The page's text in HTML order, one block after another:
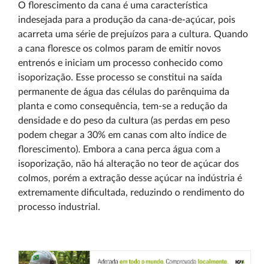
O florescimento da cana é uma característica
indesejada para a produção da cana-de-açúcar, pois
acarreta uma série de prejuízos para a cultura. Quando
a cana floresce os colmos param de emitir novos
entrenós e iniciam um processo conhecido como
isoporização. Esse processo se constitui na saída
permanente de água das células do parênquima da
planta e como consequência, tem-se a redução da
densidade e do peso da cultura (as perdas em peso
podem chegar a 30% em canas com alto índice de
florescimento). Embora a cana perca água com a
isoporização, não há alteração no teor de açúcar dos
colmos, porém a extração desse açúcar na indústria é
extremamente dificultada, reduzindo o rendimento do
processo industrial.